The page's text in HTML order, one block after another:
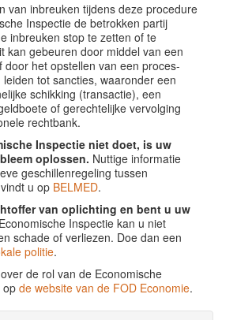
van inbreuken tijdens deze procedure
Inspectie de betrokken partij
inbreuken stop te zetten of te
kan gebeuren door middel van een
door het opstellen van een proces-
tot sancties, waaronder een
schikking (transactie), een
of gerechtelijke vervolging
rechtbank.
Inspectie niet doet, is uw
oplossen. Nuttige informatie
geschillenregeling tussen
u op BELMED.
van oplichting en bent u uw
Inspectie kan u niet
schade of verliezen. Doe dan een
politie.
de rol van de Economische
opde website van de FOD Economie.